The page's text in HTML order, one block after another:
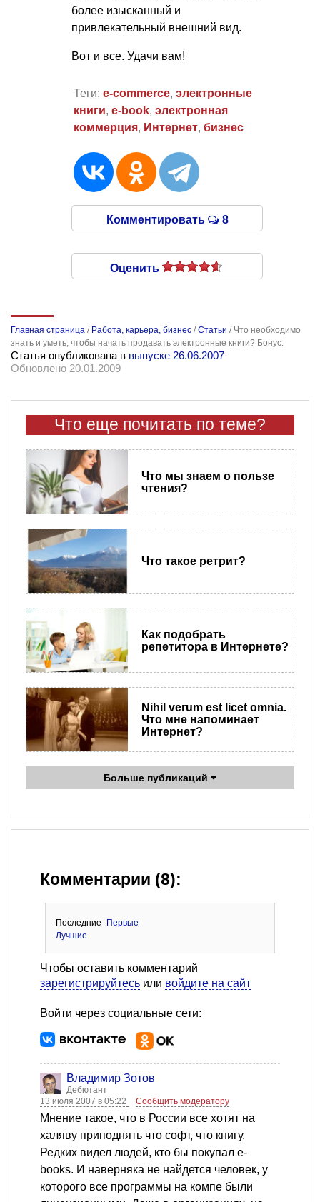
более изысканный и
привлекательный внешний вид.
Вот и все. Удачи вам!
Теги: e-commerce, электронные
книги, e-book, электронная
коммерция, Интернет, бизнес
Комментировать 8
Оценить
Главная страница / Работа, карьера, бизнес /Статьи / Что необходимо
знать и уметь, чтобы начать продавать электронные книги? Бонус.
Статья опубликована в выпуске 26.06.2007
Обновлено 20.01.2009
Что еще почитать по теме?
Что мы знаем о пользе
чтения?
Что такое ретрит?
Как подобрать
репетитора в Интернете?
​Nihil verum est licet omnia.
Что мне напоминает
Интернет?
Больше публикаций
Комментарии (8):
Последние
Первые
Лучшие
Чтобы оставить комментарий
зарегистрируйтесь или войдите на сайт
Войти через социальные сети:
Владимир Зотов
Дебютант
13 июля 2007 в 05:22
Сообщить модератору
Мнение такое, что в России все хотят на
халяву приподнять что софт, что книгу.
Редких видел людей, кто бы покупал e-
books. И наверняка не найдется человек, у
которого все программы на компе были